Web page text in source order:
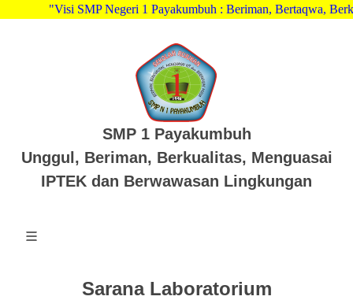
"Visi SMP Negeri 1 Payakumbuh : Beriman, Bertaqwa,
SMP 1 Payakumbuh
Unggul, Beriman, Berkualitas, Menguasai
IPTEK dan Berwawasan Lingkungan
Sarana Laboratorium